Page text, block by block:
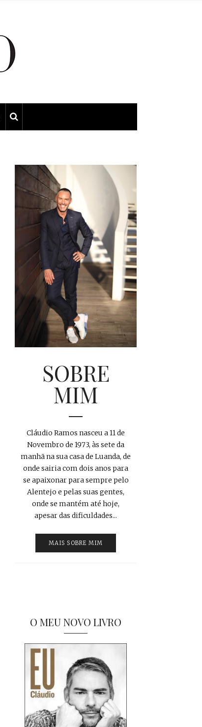
SOBRE
MIM
Cláudio Ramos nasceu a 11 de
Novembro de 1973, às sete da
manhã na sua casa de Luanda, de
onde sairia com dois anos para
se apaixonar para sempre pelo
Alentejo e pelas suas gentes,
onde se mantém até hoje,
apesar das dificuldades...
MAIS SOBRE MIM
O MEU NOVO LIVRO